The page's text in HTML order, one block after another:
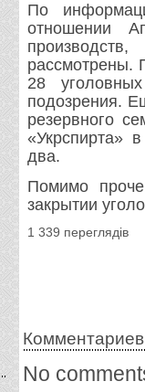
По
отношении
рассмотрены.
28
подозрения.
резервного
«Укрспирта»
два.
Помимо
закрытии
1 339 переглядів
No